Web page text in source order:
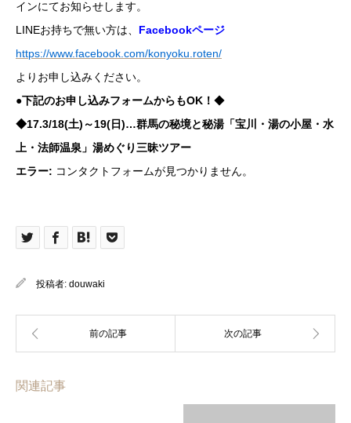
インにてお知らせします。
LINEお持ちで無い方は、 Facebookページ
https://www.facebook.com/konyoku.roten/
よりお申し込みください。
●下記のお申し込みフォームからもOK！ ◆
◆17.3/18(土)～19(日)…群馬の秘境と秘湯「宝川・湯の小屋・水
上・法師温泉」湯めぐり三昧ツアー
エラー: コンタクトフォームが見つかりません。
投稿者: douwaki
関連記事